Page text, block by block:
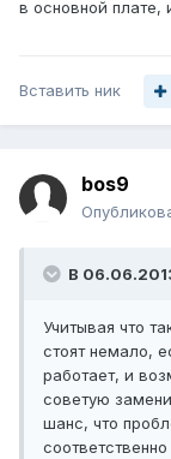
в основной плате,
Вставить ник
bos9
В
Учитывая что
стоят немало,
работает, и
советую
шанс, что